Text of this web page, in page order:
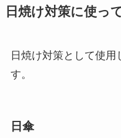
日焼け対策に使っ
日焼け対策として使用
す。
日傘